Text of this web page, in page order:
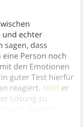
und echter
sagen, dass
Person noch
den Emotionen
guter Test hierfür
reagiert. Hört er
Lösung zu